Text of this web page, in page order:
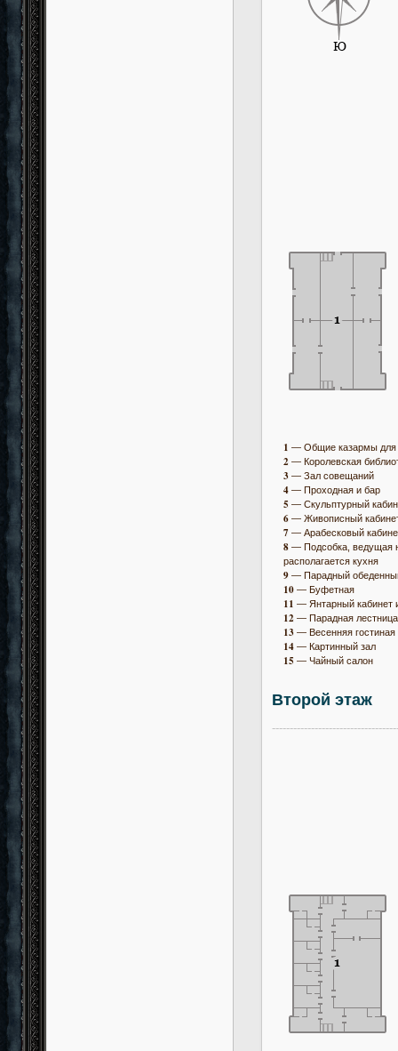
1 — Общие казармы для
2 — Королевская
3— Зал совещаний
4— Проходная и бар
5 — Скульптурный
6— Живописный
7 — Арабесковый
8— Подсобка, ведущая
располагается кухня
9— Парадный
10— Буфетная
11 — Янтарный кабинет
12 — Парадная лестница
13— Весенняя гостиная
14— Картинный зал
15 — Чайный салон
Второй этаж